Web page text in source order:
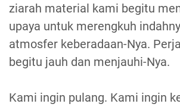
ziarah material kami begitu
upaya untuk merengkuh
atmosfer keberadaan-Nya.
begitu jauh dan menjauhi-Nya.
Kami ingin pulang. Kami ingin